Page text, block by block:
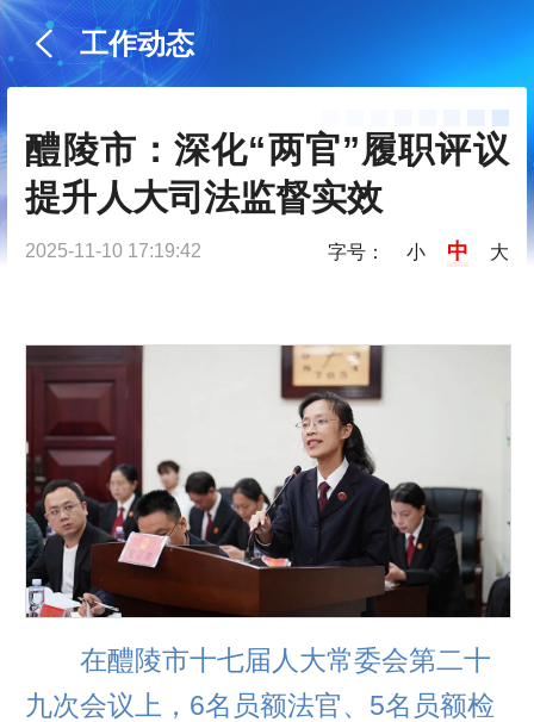
工作动态
醴陵市：深化“两官”履职评议
提升人大司法监督实效
2025-11-10 17:19:42 字号： 小 中 大
在醴陵市十七届人大常委会第二十
九次会议上，6名员额法官、5名员额检